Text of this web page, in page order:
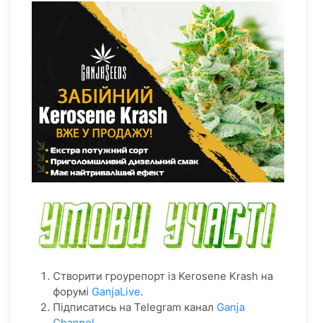
Створити гроурепорт із Kerosene Krash на
форумі GanjaLive.
Підписатись на Telegram канал Ganja